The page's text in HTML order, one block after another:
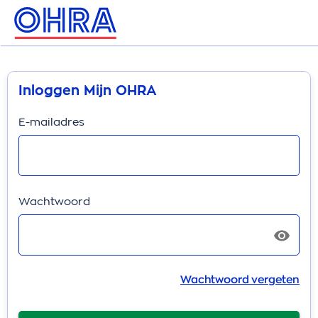
Inloggen Mijn OHRA
E-mailadres
Wachtwoord
Wachtwoord vergeten